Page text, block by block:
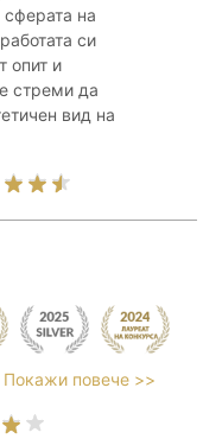
сферата на
си
опит и
стреми да
вид на
Покажи повече >>